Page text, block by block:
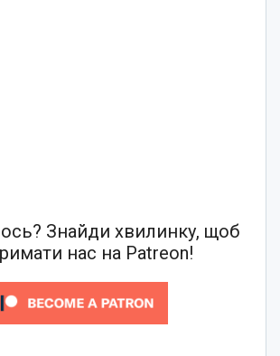
Знайди хвилинку, щоб
нас на Patreon!